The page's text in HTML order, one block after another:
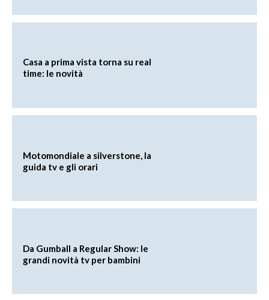
Casa a prima vista torna su real
time: le novità
Motomondiale a silverstone, la
guida tv e gli orari
Da Gumball a Regular Show: le
grandi novità tv per bambini